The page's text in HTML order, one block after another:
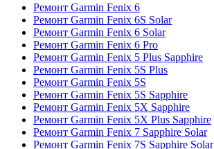
Ремонт Garmin Fenix 6
Ремонт Garmin Fenix 6S Solar
Ремонт Garmin Fenix 6 Solar
Ремонт Garmin Fenix 6 Pro
Ремонт Garmin Fenix 5 Plus Sapphire
Ремонт Garmin Fenix 5S Plus
Ремонт Garmin Fenix 5S
Ремонт Garmin Fenix 5S Sapphire
Ремонт Garmin Fenix 5X Sapphire
Ремонт Garmin Fenix 5X Plus Sapphire
Ремонт Garmin Fenix 7 Sapphire Solar
Ремонт Garmin Fenix 7S Sapphire Solar